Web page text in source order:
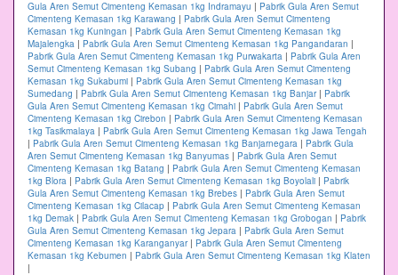
Gula Aren Semut Cimenteng Kemasan 1kg Indramayu | Pabrik Gula Aren Semut
Cimenteng Kemasan 1kg Karawang | Pabrik Gula Aren Semut Cimenteng
Kemasan 1kg Kuningan | Pabrik Gula Aren Semut Cimenteng Kemasan 1kg
Majalengka | Pabrik Gula Aren Semut Cimenteng Kemasan 1kg Pangandaran |
Pabrik Gula Aren Semut Cimenteng Kemasan 1kg Purwakarta | Pabrik Gula Aren
Semut Cimenteng Kemasan 1kg Subang | Pabrik Gula Aren Semut Cimenteng
Kemasan 1kg Sukabumi | Pabrik Gula Aren Semut Cimenteng Kemasan 1kg
Sumedang | Pabrik Gula Aren Semut Cimenteng Kemasan 1kg Banjar| Pabrik
Gula Aren Semut Cimenteng Kemasan 1kg Cimahi | Pabrik Gula Aren Semut
Cimenteng Kemasan 1kg Cirebon | Pabrik Gula Aren Semut Cimenteng Kemasan
1kg Tasikmalaya | Pabrik Gula Aren Semut Cimenteng Kemasan 1kg Jawa Tengah
| Pabrik Gula Aren Semut Cimenteng Kemasan 1kg Banjarnegara | Pabrik Gula
Aren Semut Cimenteng Kemasan 1kg Banyumas | Pabrik Gula Aren Semut
Cimenteng Kemasan 1kg Batang | Pabrik Gula Aren Semut Cimenteng Kemasan
1kg Blora | Pabrik Gula Aren Semut Cimenteng Kemasan 1kg Boyolali | Pabrik
Gula Aren Semut Cimenteng Kemasan 1kg Brebes | Pabrik Gula Aren Semut
Cimenteng Kemasan 1kg Cilacap | Pabrik Gula Aren Semut Cimenteng Kemasan
1kg Demak | Pabrik Gula Aren Semut Cimenteng Kemasan 1kg Grobogan | Pabrik
Gula Aren Semut Cimenteng Kemasan 1kg Jepara | Pabrik Gula Aren Semut
Cimenteng Kemasan 1kg Karanganyar| Pabrik Gula Aren Semut Cimenteng
Kemasan 1kg Kebumen | Pabrik Gula Aren Semut Cimenteng Kemasan 1kg Klaten
|